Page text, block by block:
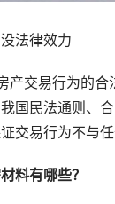
法律效力
交易行为的合
国民法通则、
交易行为不与任
料有哪些？